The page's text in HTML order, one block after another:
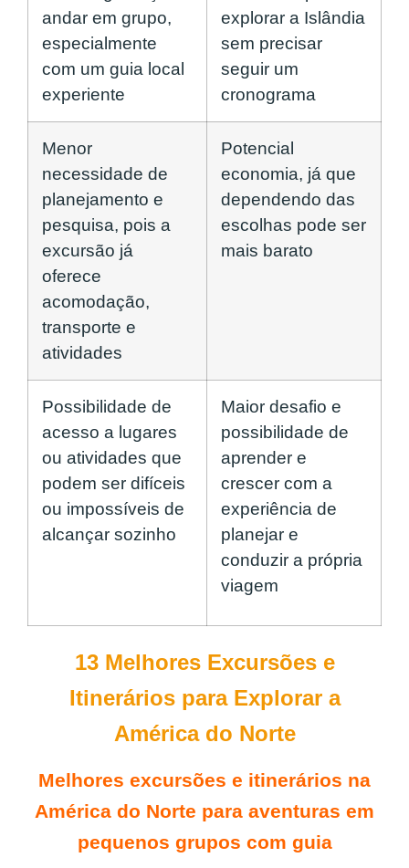
andar em grupo,
especialmente
com um guia local
experiente
explorar a Islândia
sem precisar
seguir um
cronograma
Menor
necessidade de
planejamento e
pesquisa, pois a
excursão já
oferece
acomodação,
transporte e
atividades
Potencial
economia, já que
dependendo das
escolhas pode ser
mais barato
Possibilidade de
acesso a lugares
ou atividades que
podem ser difíceis
ou impossíveis de
alcançar sozinho
Maior desafio e
possibilidade de
aprender e
crescer com a
experiência de
planejar e
conduzir a própria
viagem
13 Melhores Excursões e
Itinerários para Explorar a
América do Norte
Melhores excursões e itinerários na
América do Norte para aventuras em
pequenos grupos com guia